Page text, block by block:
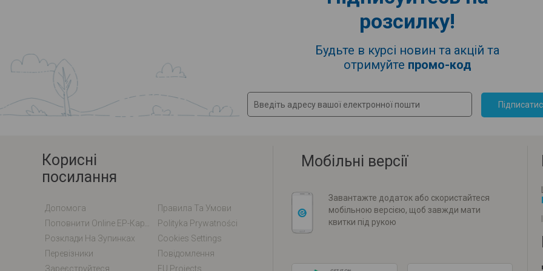
розсилку!
Будьте в курсі новин та акцій та
отримуйте промо-код
Корисні
посилання
Допомога
Правила Та Умови
Polityka Prywatności
Розклади На Зупинках
Cookies Settings
Перевізники
Повідомлення
Зареєструйтеся
EU Projects
Мобільні версії
Завантажте додаток або скористайтеся
мобільною версією, щоб завжди мати
квитки під рукою